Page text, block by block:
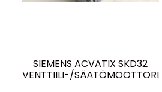
SIEMENS ACVATIX SKD32
VENTTIILI-/SÄÄTÖMOOTTORI